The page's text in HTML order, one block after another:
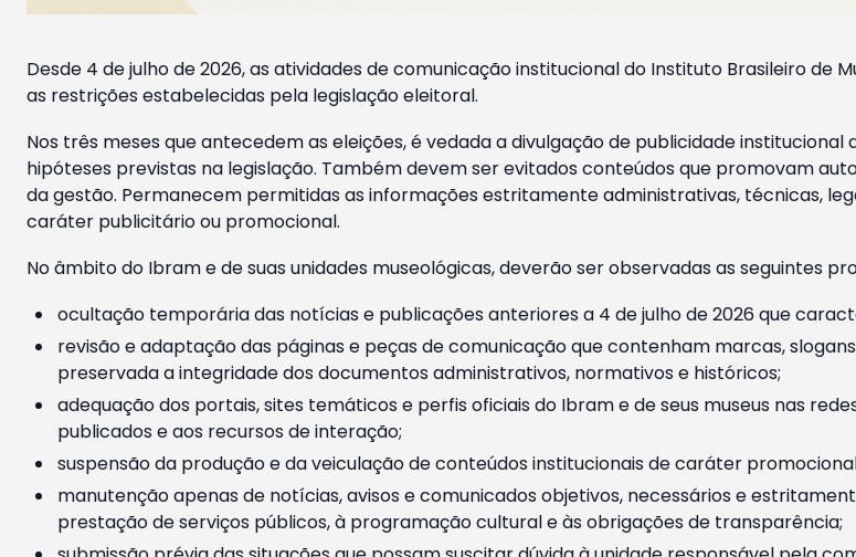
Desde 4 de julho de 2026, as atividades de comunicação institucional do Instituto Brasileiro de
as restrições estabelecidas pela legislação eleitoral.
Nos três meses que antecedem as eleições, é vedada a divulgação de publicidade
hipóteses previstas na legislação. Também devem ser evitados conteúdos que promovam
da gestão. Permanecem permitidas as informações estritamente administrativas, técnicas,
caráter publicitário ou promocional.
No âmbito do Ibram e de suas unidades museológicas, deverão ser observadas as seguintes
ocultação temporária das notícias e publicações anteriores a 4 de julho de 2026 que
revisão e adaptação das páginas e peças de comunicação que contenham marcas,
preservada a integridade dos documentos administrativos, normativos e históricos;
adequação dos portais, sites temáticos e perfis oficiais do Ibram e de seus museus nas
publicados e aos recursos de interação;
suspensão da produção e da veiculação de conteúdos institucionais de caráter
manutenção apenas de notícias, avisos e comunicados objetivos, necessários e
prestação de serviços públicos, à programação cultural e às obrigações de transparência;